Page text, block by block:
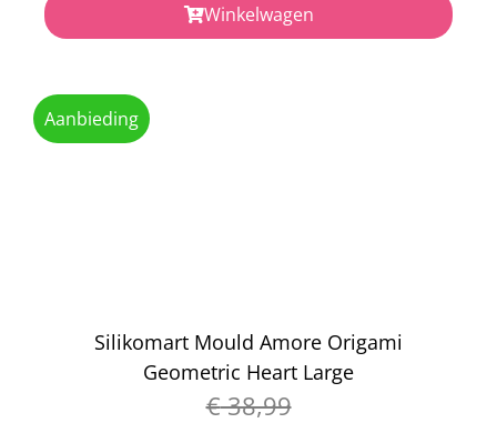
Winkelwagen
Aanbieding
Silikomart Mould Amore Origami
Geometric Heart Large
€38,99